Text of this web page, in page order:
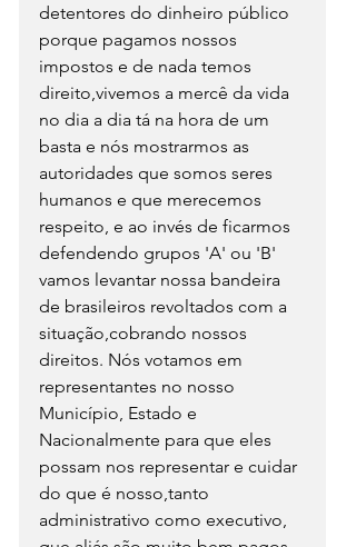
detentores do dinheiro público
porque pagamos nossos
impostos e de nada temos
direito,vivemos a mercê da vida
no dia a dia tá na hora de um
basta e nós mostrarmos as
autoridades que somos seres
humanos e que merecemos
respeito, e ao invés de ficarmos
defendendo grupos 'A' ou 'B'
vamos levantar nossa bandeira
de brasileiros revoltados com a
situação,cobrando nossos
direitos. Nós votamos em
representantes no nosso
Município, Estado e
Nacionalmente para que eles
possam nos representar e cuidar
do que é nosso,tanto
administrativo como executivo,